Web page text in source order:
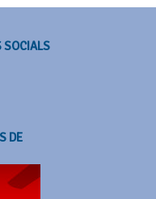
SOCIALS
DE